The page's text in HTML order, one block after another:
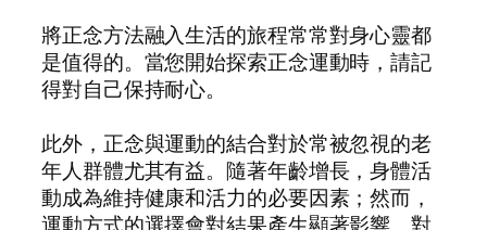
將正念方法融入生活的旅程常常對身心靈都
是值得的。當您開始探索正念運動時，請記
得對自己保持耐心。
此外，正念與運動的結合對於常被忽視的老
年人群體尤其有益。隨著年齡增長，身體活
動成為維持健康和活力的必要因素；然而，